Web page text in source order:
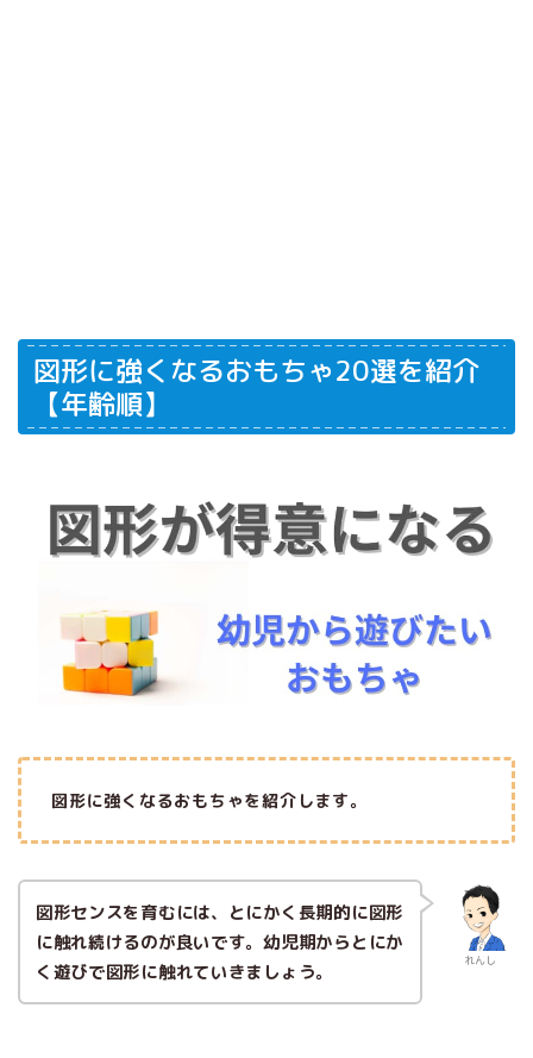
図形に強くなるおもちゃ20選を紹介
【年齢順】
図形に強くなるおもちゃを紹介します。
れんし
図形センスを育むには、とにかく長期的に図形
に触れ続けるのが良いです。幼児期からとにか
く遊びで図形に触れていきましょう。